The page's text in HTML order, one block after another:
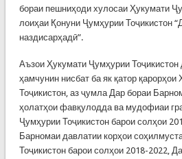
бораи пешниҳоди хулосаи Ҳукумати
лоиҳаи Қонуни Ҷумҳурии Тоҷикистон
наздисарҳадӣ”.
Аъзои Ҳукумати Ҷумҳурии Тоҷикистон
ҳамчунин нисбат ба як қатор
Тоҷикистон, аз ҷумла Дар бораи
ҳолатҳои фавқулодда ва мудофиаи
Ҷумҳурии Тоҷикистон барои солҳои
Барномаи давлатии корҳои
Тоҷикистон барои солҳои 2018-2022,